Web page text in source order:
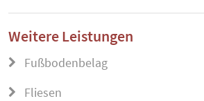
Weitere Leistungen
Fußbodenbelag
Fliesen